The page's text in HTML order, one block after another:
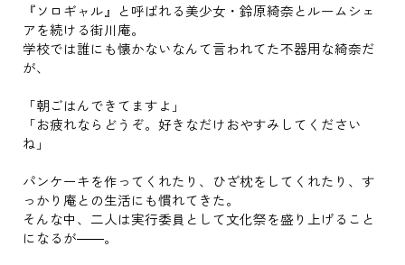
『ソロギャル』と呼ばれる美少女・鈴原綺奈とルームシェ
アを続ける街川庵。
学校では誰にも懐かないなんて言われてた不器用な綺奈だ
が、
「朝ごはんできてますよ」
「お疲れならどうぞ。好きなだけおやすみしてください
ね」
パンケーキを作ってくれたり、ひざ枕をしてくれたり、す
っかり庵との生活にも慣れてきた。
そんな中、二人は実行委員として文化祭を盛り上げること
になるが――。